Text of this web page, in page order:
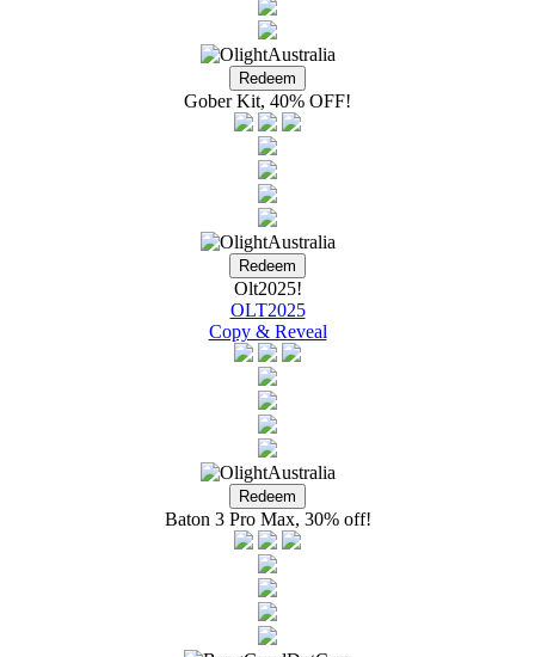
Gober Kit, 40% OFF!
Olt2025!
OLT2025
Copy & Reveal
Baton 3 Pro Max, 30% off!